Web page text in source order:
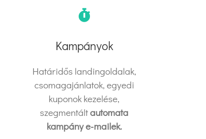
Kampányok
Határidős landingoldalak,
csomagajánlatok, egyedi
kuponok kezelése,
szegmentáltautomata
kampány e-mailek.